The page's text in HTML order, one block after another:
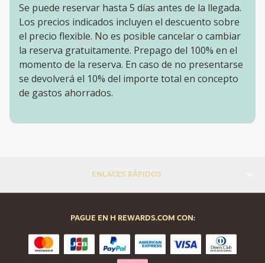
Se puede reservar hasta 5 días antes de la llegada.
Los precios indicados incluyen el descuento sobre
el precio flexible. No es posible cancelar o cambiar
la reserva gratuitamente. Prepago del 100% en el
momento de la reserva. En caso de no presentarse
se devolverá el 10% del importe total en concepto
de gastos ahorrados.
ENLACES RÁPIDOS
PAGUE EN H REWARDS.COM CON: